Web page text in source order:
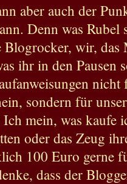
aber auch der
Denn was Rubel
wir, das
ihr in den Pausen
sondern für
mein, was kaufe
oder das Zeug
100 Euro gerne
dass der